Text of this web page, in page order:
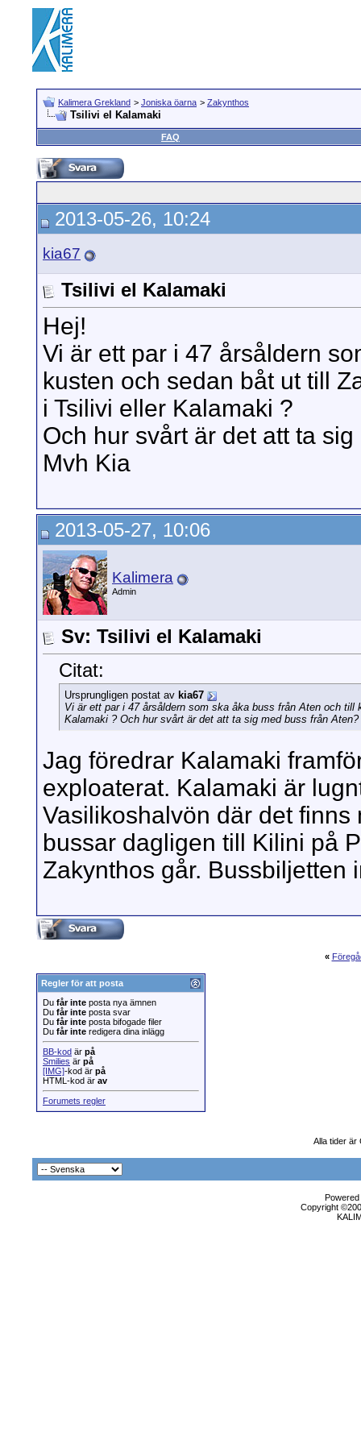
Kalimera Grekland > Joniska öarna > Zakynthos
Tsilivi el Kalamaki
FAQ
2013-05-26, 10:24
kia67
Tsilivi el Kalamaki
Hej!
Vi är ett par i 47 årsåldern
kusten och sedan båt ut till
i Tsilivi eller Kalamaki ?
Och hur svårt är det att ta
Mvh Kia
2013-05-27, 10:06
Kalimera
Admin
Sv: Tsilivi el Kalamaki
Citat:
Ursprungligen postat av kia67
Vi är ett par i 47 årsåldern som ska åka buss från Aten och
Kalamaki ? Och hur svårt är det att ta sig med buss från Aten?
Jag föredrar Kalamaki
exploaterat. Kalamaki är
Vasilikoshalvön där det
bussar dagligen till Kilini på
Zakynthos går. Bussbiljetten
«
Regler för att posta
Du får inte posta nya ämnen
Du får inte posta svar
Du får inte posta bifogade filer
Du får inte redigera dina inlägg
BB-kod är på
Smilies är på
[IMG]-kod är på
HTML-kod är av
Forumets regler
Alla tider är
Copyright